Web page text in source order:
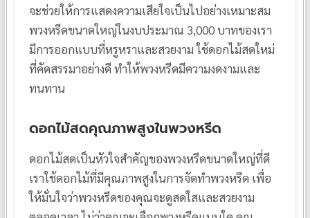
จะช่วยให้การแสดงความเสียใจเป็นไปอย่างเหมาะสม
พวงหรีดขนาดใหญ่ในงบประมาณ 3,000 บาทของเรา
มีการออกแบบที่หรูหราและสวยงาม ใช้ดอกไม้สดใหม่
ที่คัดสรรมาอย่างดี ทำให้พวงหรีดมีความงดงามและ
ทนทาน
ดอกไม้สดคุณภาพสูงในพวงหรีด
ดอกไม้สดเป็นหัวใจสำคัญของพวงหรีดขนาดใหญ่ที่ดี
เราใช้ดอกไม้ที่มีคุณภาพสูงในการจัดทำพวงหรีด เพื่อ
ให้มั่นใจว่าพวงหรีดของคุณจะดูสดใสและสวยงาม